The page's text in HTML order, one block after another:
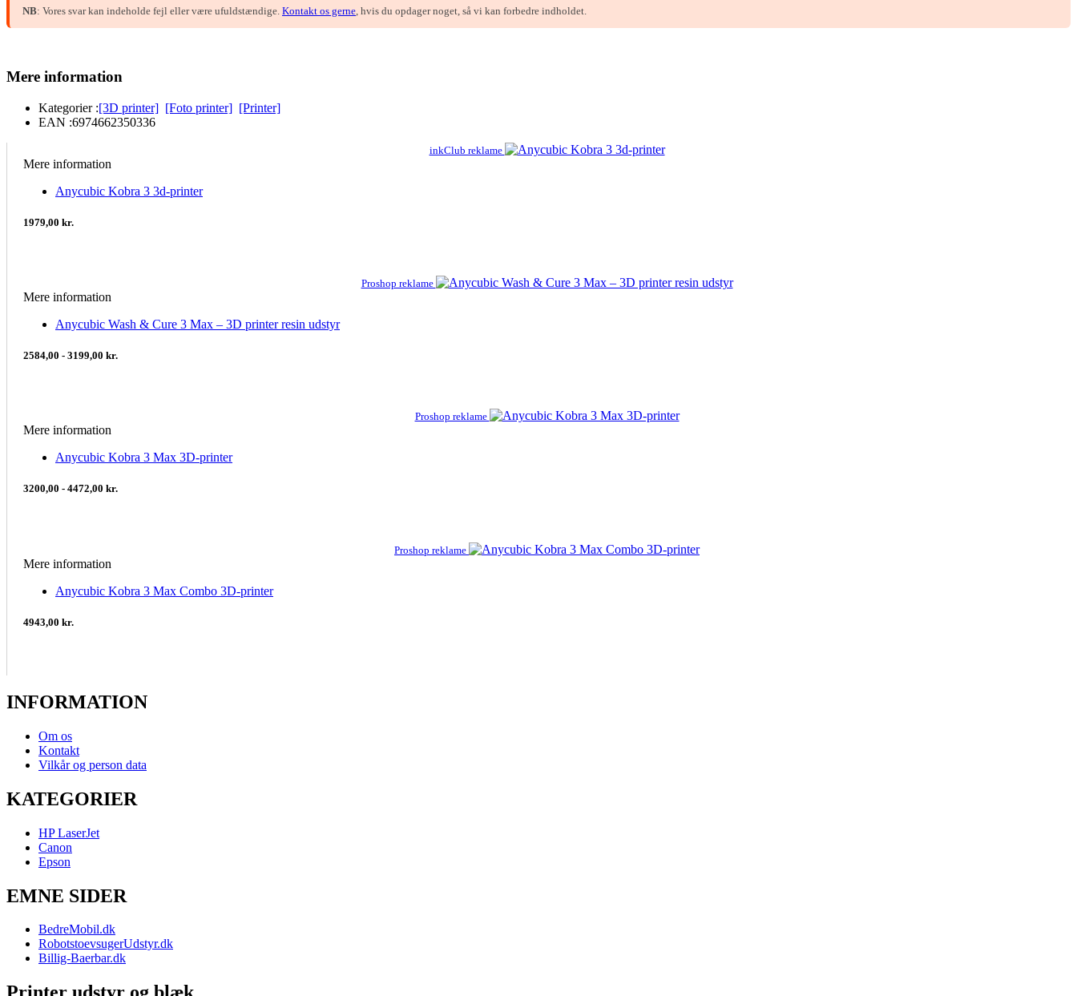
NB: Vores svar kan indeholde fejl eller være ufuldstændige. Kontakt os gerne , hvis du opdager noget, så vi kan forbedre indholdet.
Mere information
Kategorier :[3D printer] [Foto printer] [Printer]
EAN :6974662350336
inkClub reklame
Mere information
Anycubic Kobra 3 3d-printer
1979,00 kr.
Proshop reklame
Mere information
Anycubic Wash & Cure 3 Max – 3D printer resin udstyr
2584,00 - 3199,00 kr.
Proshop reklame
Mere information
Anycubic Kobra 3 Max 3D-printer
3200,00 - 4472,00 kr.
Proshop reklame
Mere information
Anycubic Kobra 3 Max Combo 3D-printer
4943,00 kr.
INFORMATION
Om os
Kontakt
Vilkår og person data
KATEGORIER
HP LaserJet
Canon
Epson
EMNE SIDER
BedreMobil.dk
RobotstoevsugerUdstyr.dk
Billig-Baerbar.dk